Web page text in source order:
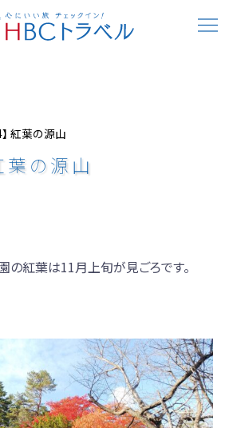
】 紅葉の源山
葉の源山
紅葉は11月上旬が見ごろです。